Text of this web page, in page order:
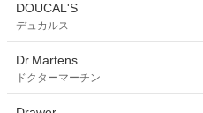
DOUCAL'S
デュカルス
Dr.Martens
ドクターマーチン